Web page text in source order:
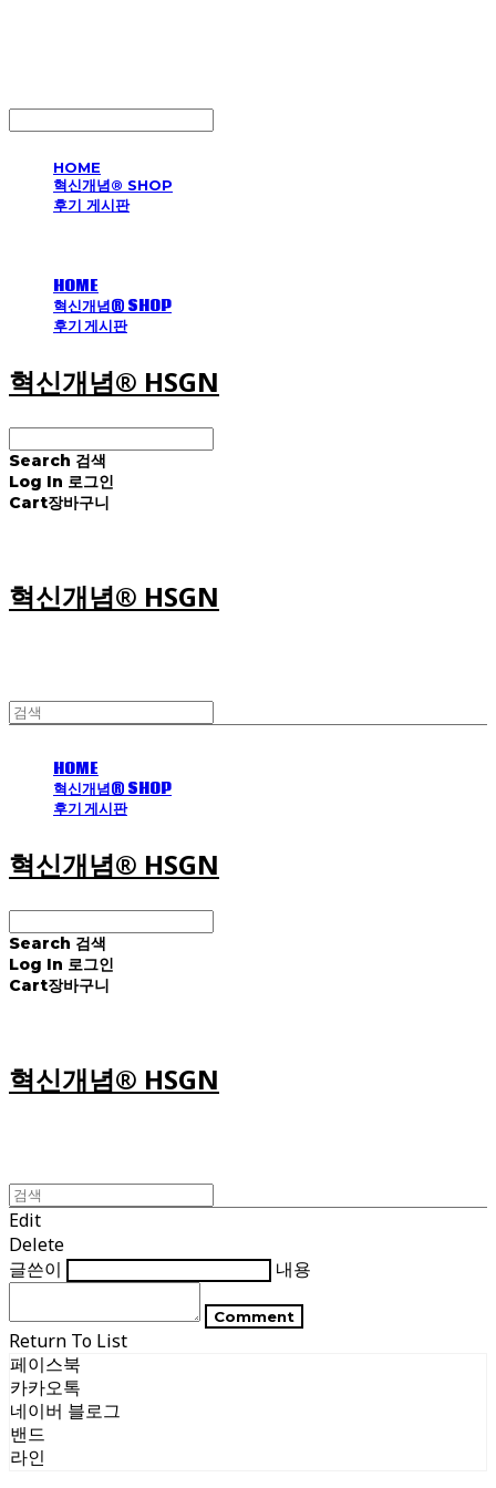
HOME
혁신개념® SHOP
후기 게시판
HOME
혁신개념® SHOP
후기 게시판
혁신개념® HSGN
Search 검색
Log In 로그인
Cart장바구니
혁신개념® HSGN
HOME
혁신개념® SHOP
후기 게시판
혁신개념® HSGN
Search 검색
Log In 로그인
Cart장바구니
혁신개념® HSGN
Edit
Delete
글쓴이
내용
Comment
Return To List
페이스북
카카오톡
네이버 블로그
밴드
라인